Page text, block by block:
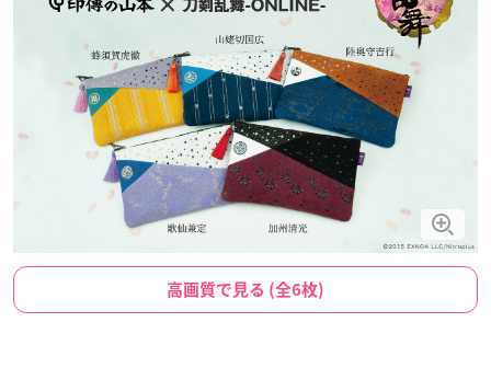
高画質で見る (全6枚)